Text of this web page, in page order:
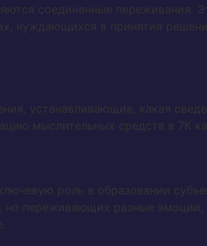
соединенные переживания.
нуждающихся в принятия
устанавливающие, какая
мыслительных средств в 7К
роль в образовании
но переживающих разные эмоции,